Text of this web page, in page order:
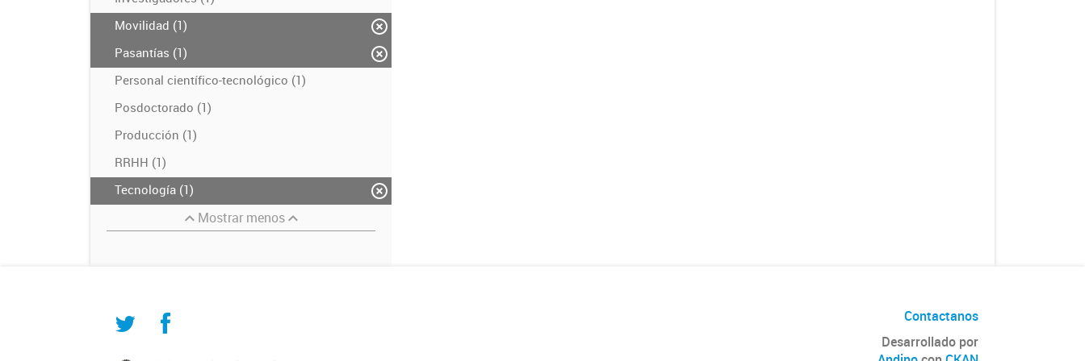
Movilidad (1)
Pasantías (1)
Personal científico-tecnológico (1)
Posdoctorado (1)
Producción (1)
RRHH (1)
Tecnología (1)
Mostrar menos
Contactanos
Desarrollado por